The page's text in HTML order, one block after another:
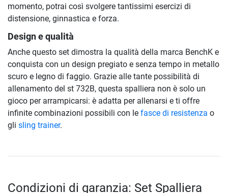
momento, potrai così svolgere tantissimi esercizi di
distensione, ginnastica e forza.
Design e qualità
Anche questo set dimostra la qualità della marca BenchK e
conquista con un design pregiato e senza tempo in metallo
scuro e legno di faggio. Grazie alle tante possibilità di
allenamento del st 732B, questa spalliera non è solo un
gioco per arrampicarsi: è adatta per allenarsi e ti offre
infinite combinazioni possibili con le fasce di resistenza o
gli sling trainer.
Condizioni di garanzia: Set Spalliera